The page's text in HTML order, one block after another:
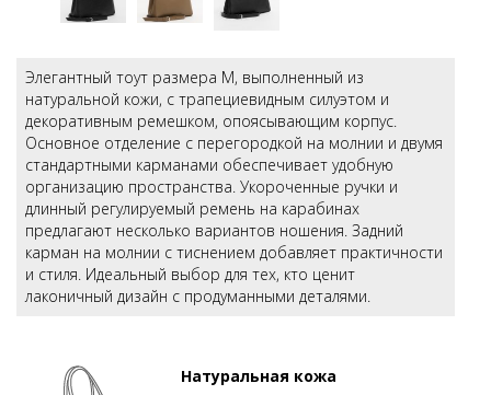
Элегантный тоут размера М, выполненный из
натуральной кожи, с трапециевидным силуэтом и
декоративным ремешком, опоясывающим корпус.
Основное отделение с перегородкой на молнии и двумя
стандартными карманами обеспечивает удобную
организацию пространства. Укороченные ручки и
длинный регулируемый ремень на карабинах
предлагают несколько вариантов ношения. Задний
карман на молнии с тиснением добавляет практичности
и стиля. Идеальный выбор для тех, кто ценит
лаконичный дизайн с продуманными деталями.
Натуральная кожа